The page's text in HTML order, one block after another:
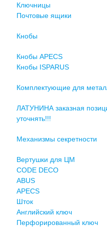
Ключницы
Почтовые ящики
Кнобы
Кнобы APECS
Кнобы ISPARUS
Комплектующие для
ЛАТУНИНА заказная
уточнять!!!
Механизмы секретности
Вертушки для ЦМ
CODE DECO
ABUS
APECS
Шток
Английский ключ
Перфорированный ключ